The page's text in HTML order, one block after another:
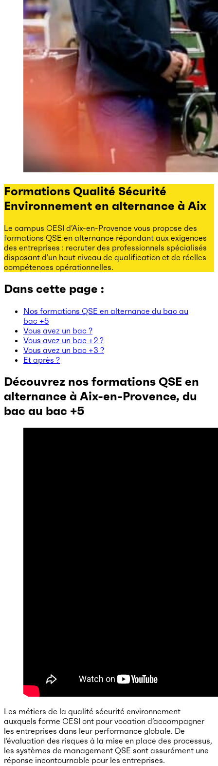
Formations Qualité Sécurité
Environnement en alternance à Aix
Le campus CESI d’Aix-en-Provence vous propose des
formations QSE en alternance répondant aux exigences
des entreprises : recruter des professionnels spécialisés
disposant d’un haut niveau de qualification et de réelles
compétences opérationnelles.
Dans cette page :
Nos formations QSE en alternance du bac au
bac +5
Vous avez un bac ?
Vous avez un bac +2 ?
Vous avez un bac +3 ?
Et après ?
Découvrez nos formations QSE en
alternance à Aix-en-Provence, du
bac au bac +5
Les métiers de la qualité sécurité environnement
auxquels forme CESI ont pour vocation d’accompagner
les entreprises dans leur performance globale. De
l’évaluation des risques à la mise en place des processus,
les systèmes de management QSE sont assurément une
réponse incontournable pour les entreprises.